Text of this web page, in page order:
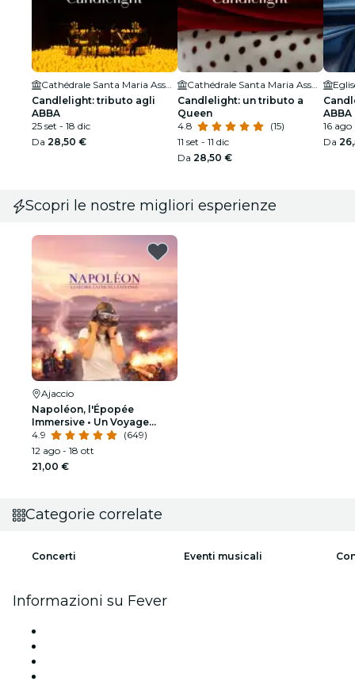
Cathédrale Santa Maria Assunta
Candlelight: tributo agli
ABBA
25 set - 18 dic
Da 28,50 €
Cathédrale Santa Maria Assunta
Candlelight: un tributo a
Queen
4.8
(15)
11 set - 11 dic
Da 28,50 €
ABBA
16 ago
Da
Scopri le nostre migliori esperienze
Ajaccio
Napoléon, l'Épopée
Immersive • Un Voyage
immersif en réalité virtuelle
à Ajaccio
4.9
(649)
12 ago - 18 ott
21,00 €
Categorie correlate
Concerti Eventi musicali
Informazioni su Fever